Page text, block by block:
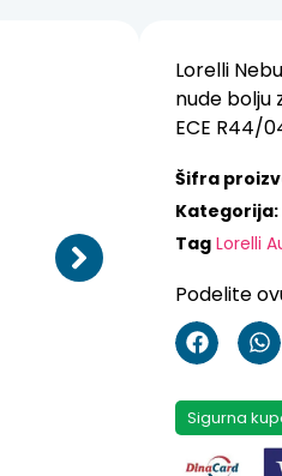
Lorelli
nude bolju
ECE R44/
Šifra
Kategorija:
Tag Lorelli
Podelite
Sigurna